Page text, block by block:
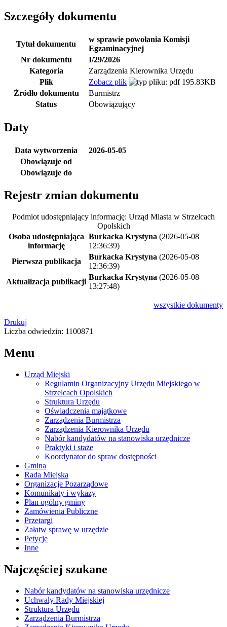
Szczegóły dokumentu
Tytuł dokumentu
w sprawie powołania Komisji
Egzaminacyjnej
Nr dokumentu
I/29/2026
Kategoria
Zarządzenia Kierownika Urzędu
Plik
Zobacz plik
195.83KB
Źródło dokumentu
Burmistrz
Status
Obowiązujący
Daty
Data wytworzenia
2026-05-05
Obowiązuje od
Obowiązuje do
Rejestr zmian dokumentu
Podmiot udostępniający informację: Urząd Miasta w Strzelcach
Opolskich
Osoba udostępniająca
informację
Burkacka Krystyna (2026-05-08
12:36:39)
Pierwsza publikacja
Burkacka Krystyna (2026-05-08
12:36:39)
Aktualizacja publikacji
Burkacka Krystyna (2026-05-08
13:27:48)
wszystkie dokumenty
Drukuj
Liczba odwiedzin: 1100871
Menu
Urząd Miejski
Regulamin Organizacyjny Urzędu Miejskiego w
Strzelcach Opolskich
Struktura Urzędu
Oświadczenia majątkowe
Zarządzenia Burmistrza
Zarządzenia Kierownika Urzędu
Nabór kandydatów na stanowiska urzędnicze
Praktyki i staże
Koordynator do spraw dostępności
Gmina
Rada Miejska
Organizacje Pozarządowe
Komunikaty i wykazy
Plan ogólny gminy
Zamówienia Publiczne
Przetargi
Załatw sprawę w urzędzie
Petycje
Inne
Najczęściej szukane
Nabór kandydatów na stanowiska urzędnicze
Uchwały Rady Miejskiej
Struktura Urzędu
Zarządzenia Burmistrza